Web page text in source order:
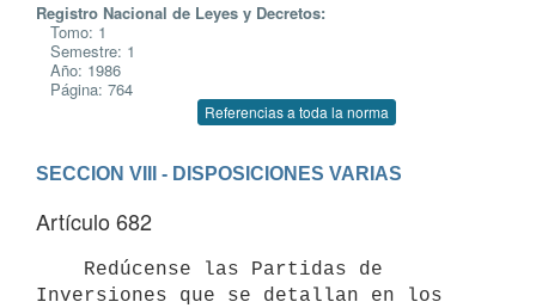
Registro Nacional de Leyes y Decretos:
Tomo: 1
Semestre: 1
Año: 1986
Página: 764
Referencias a toda la norma
SECCION VIII - DISPOSICIONES VARIAS
Artículo 682
Inversiones que se detallan en los